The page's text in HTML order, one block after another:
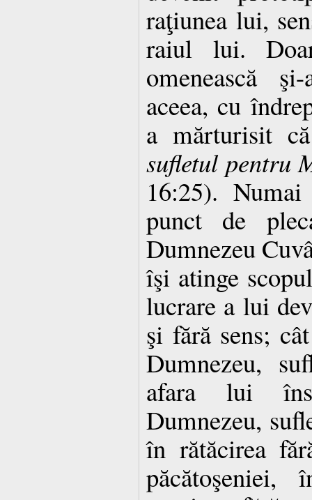
raţiunea lui,
raiul lui.
omenească
aceea, cu
a mărturisit
sufletul pentru
16:25).
punct de
Dumnezeu
îşi atinge
lucrare a lui
şi fără sens;
Dumnezeu,
afara lui
Dumnezeu,
în rătăcirea